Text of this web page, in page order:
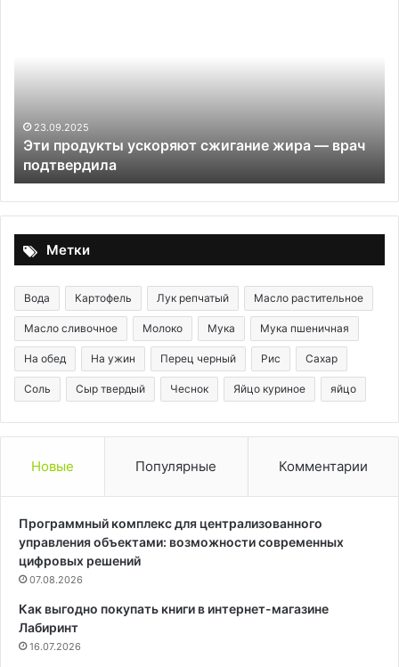
подтвердила
23.09.2025
Эти продукты ускоряют сжигание жира — врач
подтвердила
Метки
Вода Картофель Лук репчатый Масло растительное
Масло сливочное Молоко Мука Мука пшеничная
На обед На ужин Перец черный Рис Сахар
Соль Сыр твердый Чеснок Яйцо куриное яйцо
Новые Популярные Комментарии
Программный комплекс для централизованного
управления объектами: возможности современных
цифровых решений
07.08.2026
Как выгодно покупать книги в интернет-магазине
Лабиринт
16.07.2026